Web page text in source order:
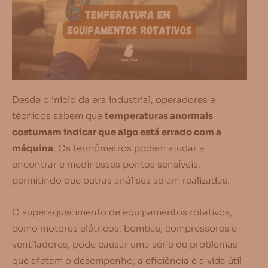
Desde o início da era industrial, operadores e
técnicos sabem que temperaturas anormais
costumam indicar que algo está errado com a
máquina. Os termômetros podem ajudar a
encontrar e medir esses pontos sensíveis,
permitindo que outras análises sejam realizadas.
O superaquecimento de equipamentos rotativos,
como motores elétricos, bombas, compressores e
ventiladores, pode causar uma série de problemas
que afetam o desempenho, a eficiência e a vida útil